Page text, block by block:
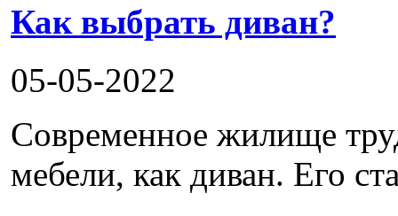
Как выбрать диван?
05-05-2022
Современное жилище
мебели, как диван. Его